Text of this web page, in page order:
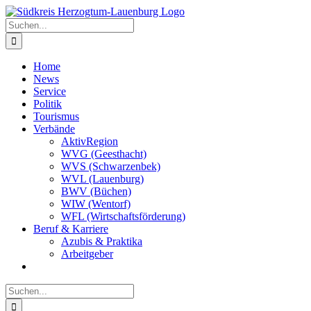
Zum
Inhalt
springen
Suche
nach:
Home
News
Service
Politik
Tourismus
Verbände
AktivRegion
WVG (Geesthacht)
WVS (Schwarzenbek)
WVL (Lauenburg)
BWV (Büchen)
WIW (Wentorf)
WFL (Wirtschaftsförderung)
Beruf & Karriere
Azubis & Praktika
Arbeitgeber
Suche
nach: